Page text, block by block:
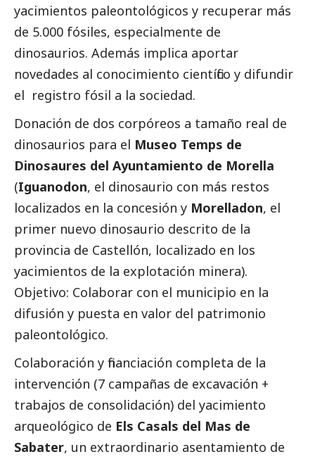
yacimientos paleontológicos y recuperar más
de 5.000 fósiles, especialmente de
dinosaurios. Además implica aportar
novedades al conocimiento científico y difundir
el registro fósil a la sociedad.
Donación de dos corpóreos a tamaño real de
dinosaurios para el Museo Temps de
Dinosaures del Ayuntamiento de Morella
(Iguanodon, el dinosaurio con más restos
localizados en la concesión y Morelladon, el
primer nuevo dinosaurio descrito de la
provincia de Castellón, localizado en los
yacimientos de la explotación minera).
Objetivo: Colaborar con el municipio en la
difusión y puesta en valor del patrimonio
paleontológico.
Colaboración y financiación completa de la
intervención (7 campañas de excavación +
trabajos de consolidación) del yacimiento
arqueológico de Els Casals del Mas de
Sabater, un extraordinario asentamiento de